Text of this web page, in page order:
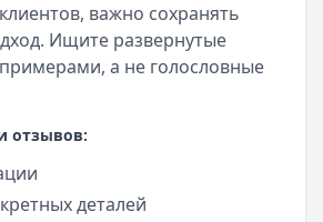
важно сохранять
Ищите развернутые
а не голословные
отзывов:
деталей